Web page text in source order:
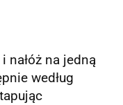
nałóż na jedną
według